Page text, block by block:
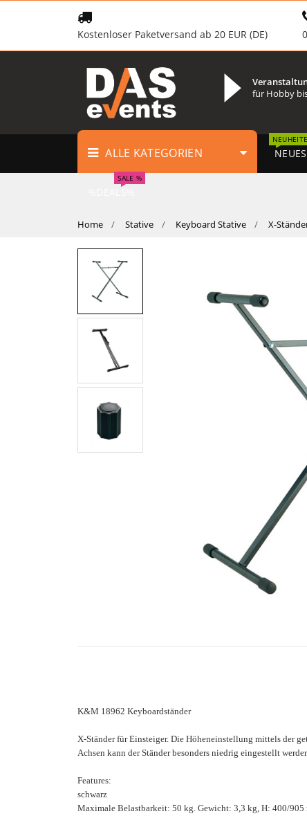
Kostenloser Paketversand ab 20 EUR (DE)
für Hobby
ALLE KATEGORIEN NEUES
SALE %
Home Stative Keyboard Stative X-
K&M 18962 Keyboardständer
X-Ständer für Einsteiger. Die Höheneinstellung mittels der
Achsen kann der Ständer besonders niedrig eingestellt
Features:
schwarz
Maximale Belastbarkeit: 50 kg. Gewicht: 3,3 kg, H: 400/905